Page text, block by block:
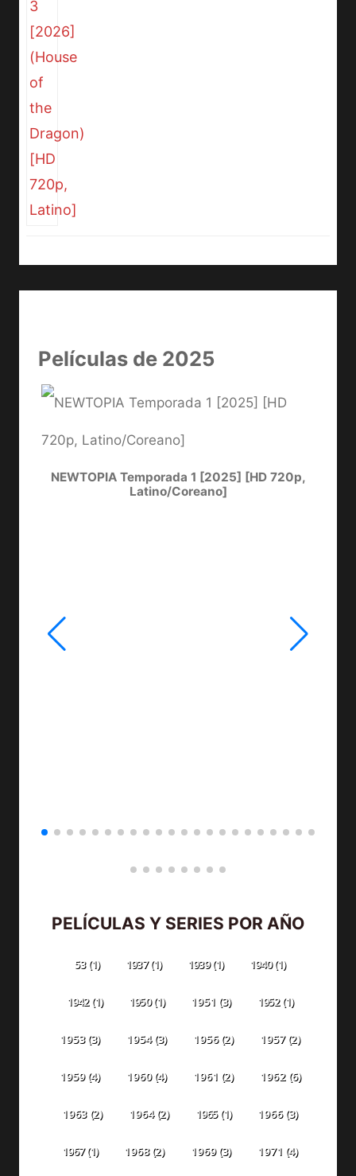
Películas de 2025
NEWTOPIA Temporada 1 [2025] [HD 720p,
Latino/Coreano]
PELÍCULAS Y SERIES POR AÑO
53(1) 1937(1) 1939(1) 1940(1)
1942(1) 1950(1) 1951 (3) 1952(1)
1953(3) 1954(3) 1956(2) 1957(2)
1959(4) 1960(4) 1961 (2) 1962(6)
1963 (2) 1964(2) 1965(1) 1966(3)
1967(1) 1968(2) 1969(3) 1971 (4)